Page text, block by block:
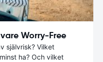
Worry-Free
självrisk? Vilket
ha? Och vilket